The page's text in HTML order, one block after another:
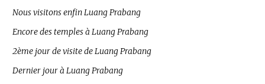
Nous visitons enfin Luang Prabang
Encore des temples à Luang Prabang
2ème jour de visite de Luang Prabang
Dernier jour à Luang Prabang